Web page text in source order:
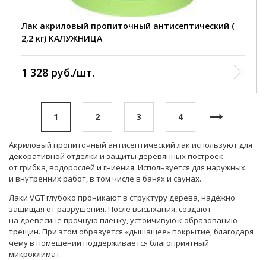
Лак акриловый пропиточный антисептический (
2,2 кг) КАЛУЖНИЦА
1 328 руб./шт.
1 2 3 4
Акриловый пропиточный антисептический лак используют для
декоративной отделки и защиты деревянных построек
от грибка, водорослей и гниения. Используется для наружных
и внутренних работ, в том числе в банях и саунах.
Лаки VGT глубоко проникают в структуру дерева, надёжно
защищая от разрушения. После высыхания, создают
на древесине прочную плёнку, устойчивую к образованию
трещин. При этом образуется «дышащее» покрытие, благодаря
чему в помещении поддерживается благоприятный
микроклимат.